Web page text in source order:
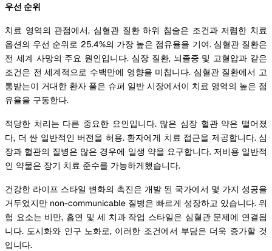
우선 순위
치료 영역의 관점에서, 심혈관 질환 하위 침술은 조건과 저렴한 치료
옵션의 우선 순위로 25.4%의 가장 높은 점유율을 기여. 심혈관 질환은
전 세계 사망의 주요 원인입니다. 심장 질환, 뇌졸중 및 고혈압과 같은
조건은 전 세계적으로 수백만에 영향을 미칩니다. 심혈관 질환에서 고
통받는이 거대한 환자 풀은 슈퍼 일반 시장에서이 치료 영역의 높은 점
유율을 구동한다.
적당한 처리는 다른 중요한 요인입니다. 많은 심장 혈관 약은 떨어졌
다, 더 싼 일반적인 버전을 허용. 환자에게 치료 접근을 제공합니다. 심
장과 혈관의 질병은 많은 경우에 일생 약을 요구합니다. 저비용 일반적
인 약물은 장기 치료 준수를 가능하게했습니다.
건강한 라이프 스타일 변화의 촉진은 개발 된 국가에서 몇 가지 성공을
거두었지만 non-communicable 질병은 빠르게 성장하고 있습니다. 위
험 요소는 비만, 흡연 및 세 치과 작업 스타일은 심혈관 문제에 연결됩
니다. 도시화와 인구 노화로, 이러한 조건에서 부담은 더욱 증가할 것
입니다.